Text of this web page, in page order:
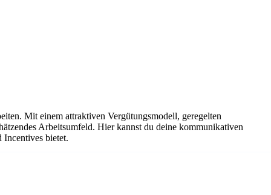
Mit einem attraktiven Vergütungsmodell, geregelten
Arbeitsumfeld. Hier kannst du deine kommunikativen
Incentives bietet.